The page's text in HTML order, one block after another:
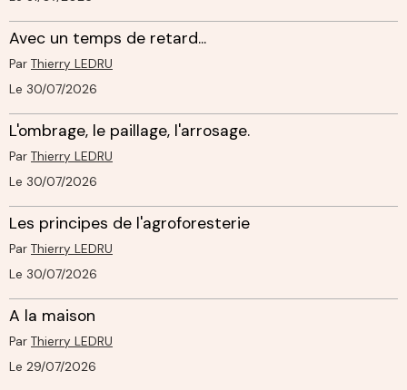
Avec un temps de retard...
Par Thierry LEDRU
Le 30/07/2026
L'ombrage, le paillage, l'arrosage.
Par Thierry LEDRU
Le 30/07/2026
Les principes de l'agroforesterie
Par Thierry LEDRU
Le 30/07/2026
A la maison
Par Thierry LEDRU
Le 29/07/2026